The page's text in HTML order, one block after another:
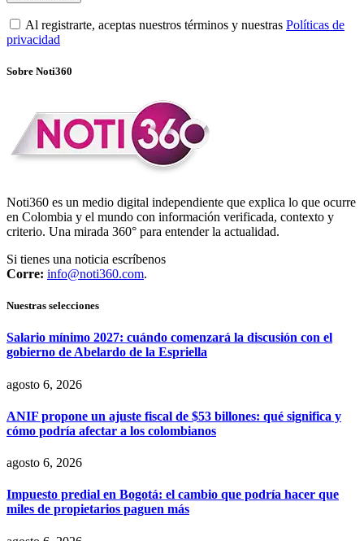
Al registrarte, aceptas nuestros términos y nuestras Políticas de
privacidad
Sobre Noti360
Noti360 es un medio digital independiente que explica lo que ocurre
en Colombia y el mundo con información verificada, contexto y
criterio. Una mirada 360° para entender la actualidad.
Si tienes una noticia escríbenos
Corre: info@noti360.com.
Nuestras selecciones
Salario mínimo 2027: cuándo comenzará la discusión con el
gobierno de Abelardo de la Espriella
agosto 6, 2026
ANIF propone un ajuste fiscal de $53 billones: qué significa y
cómo podría afectar a los colombianos
agosto 6, 2026
Impuesto predial en Bogotá: el cambio que podría hacer que
miles de propietarios paguen más